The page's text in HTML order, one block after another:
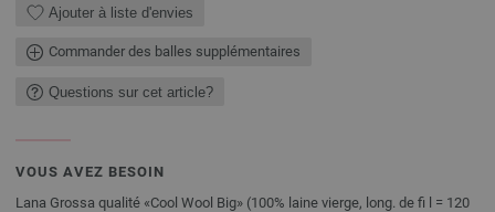
Ajouter à liste d'envies
Commander des balles supplémentaires
Questions sur cet article?
VOUS AVEZ BESOIN
Lana Grossa qualité «Cool Wool Big» (100% laine vierge, long. de fi l = 120